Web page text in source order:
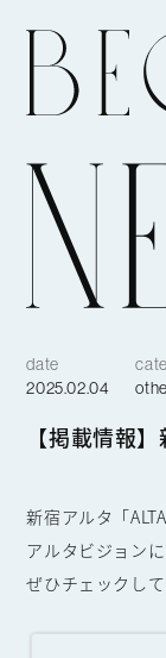
date
2025.02.04
【掲載情報
新宿アルタ「
アルタビジョン
ぜひチェックし